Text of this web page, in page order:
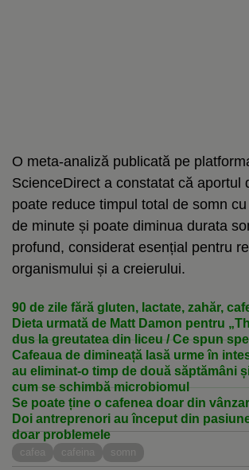
O meta-analiză publicată pe
ScienceDirect a constatat că aportul
poate reduce timpul total de somn
de minute și poate diminua durata
profund, considerat esențial pentru
organismului și a creierului.
90 de zile fără gluten, lactate, zahăr,
Dieta urmată de Matt Damon pentru
dus la greutatea din liceu / Ce spun
curele de „curățare” a intestinului
Cafeaua de dimineață lasă urme în
au eliminat-o timp de două săptămâni
cum se schimbă microbiomul
Se poate ține o cafenea doar din
Doi antreprenori au început din
doar problemele
cafea cafeina somn